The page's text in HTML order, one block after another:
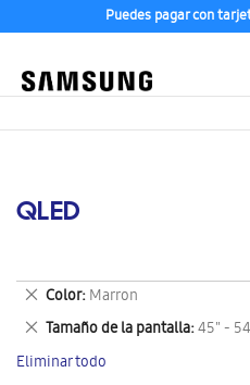
Puedes pagar con
QLED
Color Marron
Eliminar
este
artículo
Tamaño de la pantalla 45" -
Eliminar
este
artículo
Eliminar todo